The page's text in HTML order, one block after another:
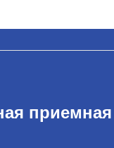
приемная